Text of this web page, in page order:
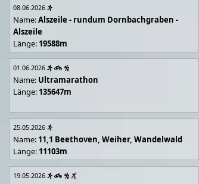
08.06.2026
Name:Alszeile - rundum Dornbachgraben -
Alszeile
Länge: 19588m
01.06.2026
Name: Ultramarathon
Länge: 135647m
25.05.2026
Name: 11,1 Beethoven, Weiher, Wandelwald
Länge: 11103m
19.05.2026